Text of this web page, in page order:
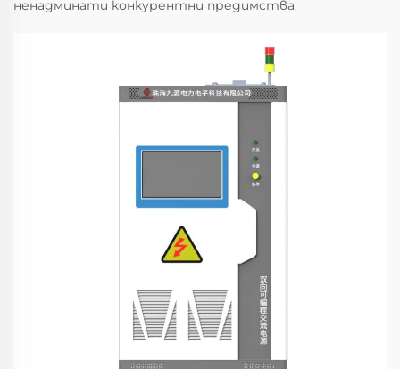
ненадминати конкурентни предимства.